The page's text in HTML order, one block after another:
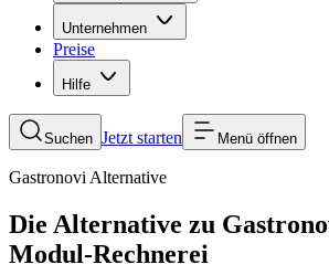
Unternehmen
Preise
Hilfe
Suchen Jetzt starten Menü öffnen
Gastronovi Alternative
Die Alternative zu
Modul-Rechnerei